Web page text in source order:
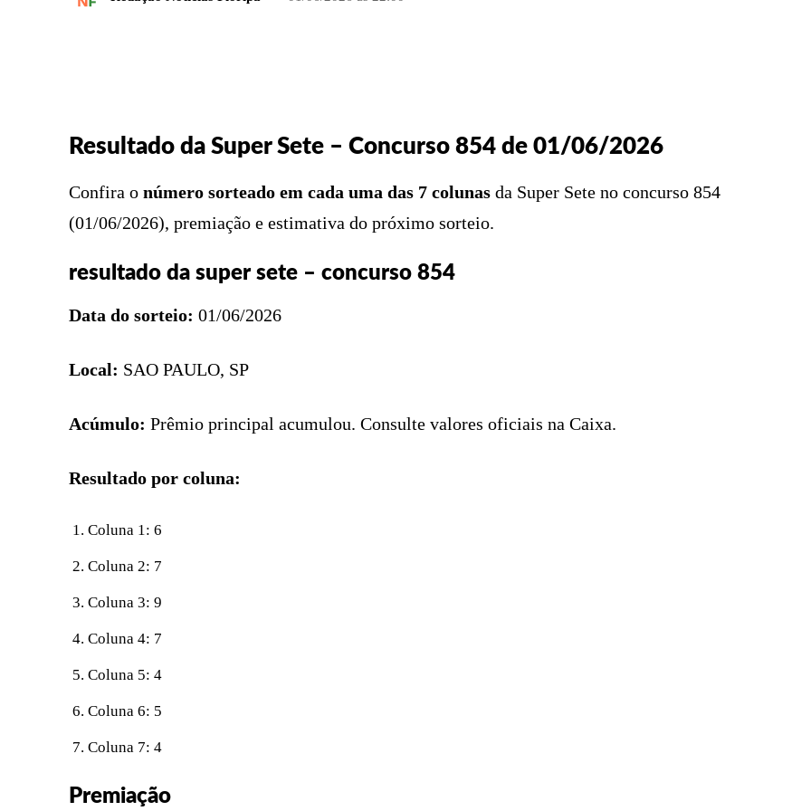
Resultado da Super Sete – Concurso 854 de 01/06/2026
Confira o número sorteado em cada uma das 7 colunas da Super Sete no concurso 854
(01/06/2026), premiação e estimativa do próximo sorteio.
resultado da super sete – concurso 854
Data do sorteio: 01/06/2026
Local: SAO PAULO, SP
Acúmulo: Prêmio principal acumulou. Consulte valores oficiais na Caixa.
Resultado por coluna:
Coluna 1: 6
Coluna 2: 7
Coluna 3: 9
Coluna 4: 7
Coluna 5: 4
Coluna 6: 5
Coluna 7: 4
Premiação